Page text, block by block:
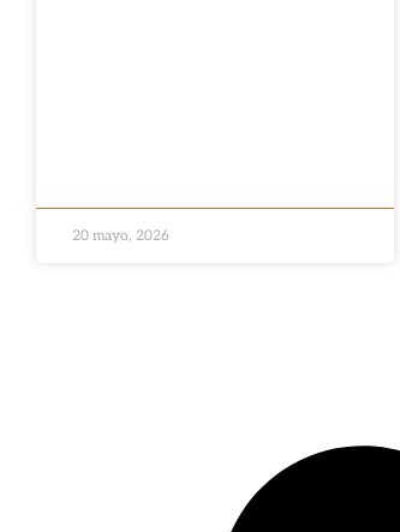
20 mayo, 2026